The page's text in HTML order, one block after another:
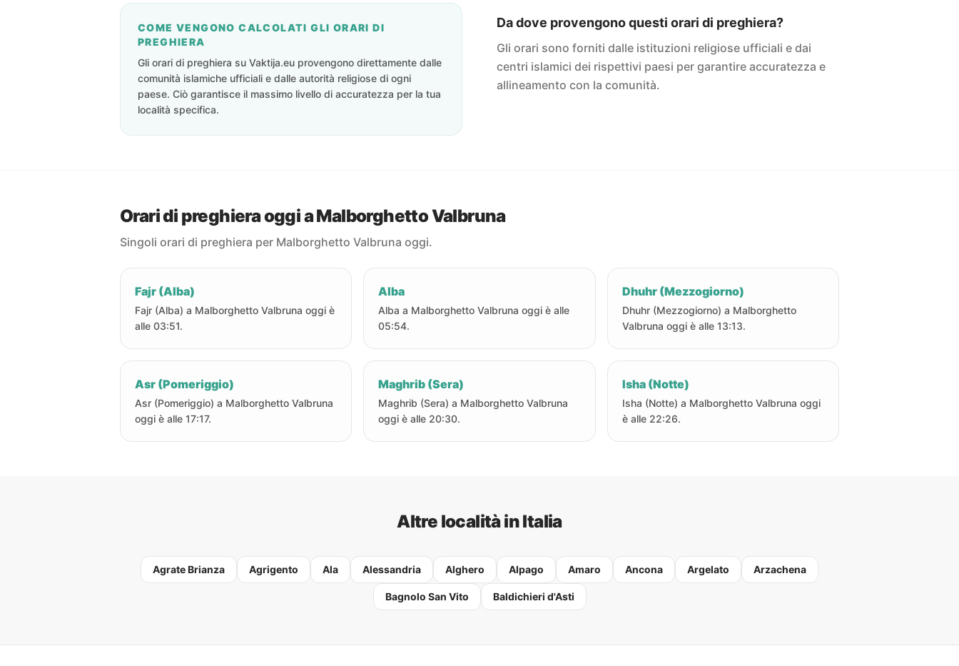
COME VENGONO CALCOLATI GLI ORARI DI
PREGHIERA
Gli orari di preghiera su Vaktija.eu provengono direttamente dalle
comunità islamiche ufficiali e dalle autorità religiose di ogni
paese. Ciò garantisce il massimo livello di accuratezza per la tua
località specifica.
Da dove provengono questi orari di preghiera?
Gli orari sono forniti dalle istituzioni religiose ufficiali e dai
centri islamici dei rispettivi paesi per garantire accuratezza e
allineamento con la comunità.
Orari di preghiera oggi a Malborghetto Valbruna
Singoli orari di preghiera per Malborghetto Valbruna oggi.
Fajr (Alba)
Fajr (Alba) a Malborghetto Valbruna oggi è
alle 03:51.
Alba
Alba a Malborghetto Valbruna oggi è alle
05:54.
Dhuhr (Mezzogiorno)
Dhuhr (Mezzogiorno) a Malborghetto
Valbruna oggi è alle 13:13.
Asr (Pomeriggio)
Asr (Pomeriggio) a Malborghetto Valbruna
oggi è alle 17:17.
Maghrib (Sera)
Maghrib (Sera) a Malborghetto Valbruna
oggi è alle 20:30.
Isha (Notte)
Isha (Notte) a Malborghetto Valbruna oggi
è alle 22:26.
Altre località in Italia
Agrate Brianza Agrigento Ala Alessandria Alghero Alpago Amaro Ancona Argelato Arzachena
Bagnolo San Vito Baldichieri d'Asti